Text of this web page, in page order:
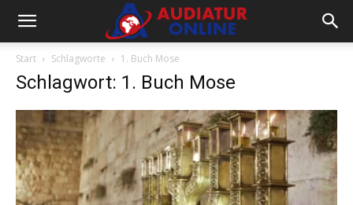
Start Schlagworte 1. Buch Mose
Schlagwort: 1. Buch Mose